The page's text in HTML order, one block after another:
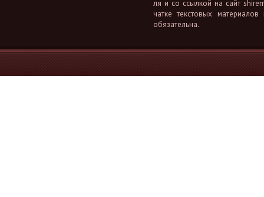
ля и со ссыл­кой на сайт
чат­ке тек­сто­вых
обя­за­тель­на.